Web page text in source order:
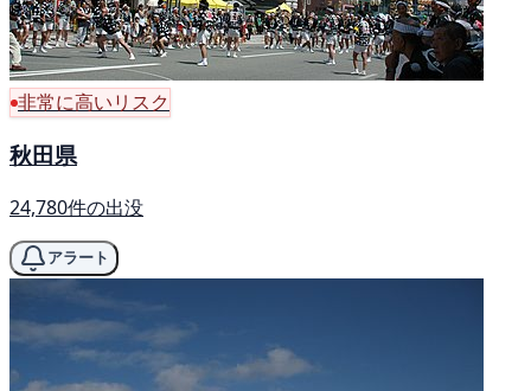
非常に高いリスク
秋田県
24,780件の出没
アラート